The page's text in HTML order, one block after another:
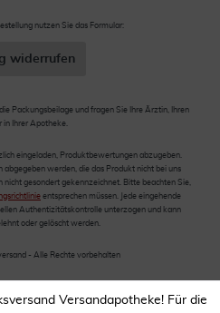
nutzen Sie das Formular:
widerrufen
Packungsbeilage und fragen Sie Ihre Ärztin, Ihren
in Ihrer Apotheke.
eingeladen, Produktbewertungen abzugeben.
werden, die das Produkt nicht bei uns
gesondert gekennzeichnet. Bitte beachten Sie,
entsprechen müssen. Jede eingehende
Authentizitätskontrolle unterzogen und kann
oder gelöscht werden.
- Alle Rechte vorbehalten
Versandapotheke! Für die